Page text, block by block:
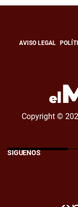
AVISO LEGAL
Copyright ©
SÍGUENOS